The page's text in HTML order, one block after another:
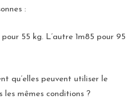
:
pour 55 kg. L’autre 1m85 pour 95
qu’elles peuvent utiliser le
les mêmes conditions ?